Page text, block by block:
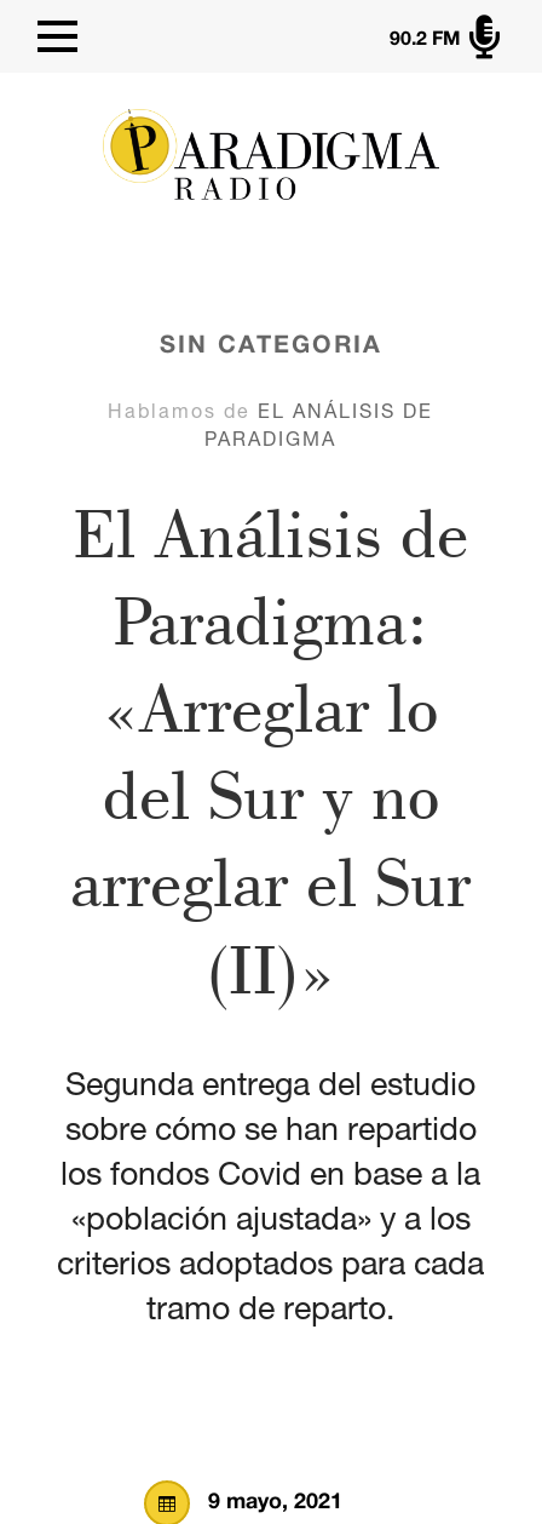

90.2 FM
SIN CATEGORIA
Hablamos de EL ANÁLISIS DE
PARADIGMA
El Análisis de
Paradigma:
«Arreglar lo
del Sur y no
arreglar el Sur
(II)»
Segunda entrega del estudio
sobre cómo se han repartido
los fondos Covid en base a la
«población ajustada» y a los
criterios adoptados para cada
tramo de reparto.
 9 mayo, 2021